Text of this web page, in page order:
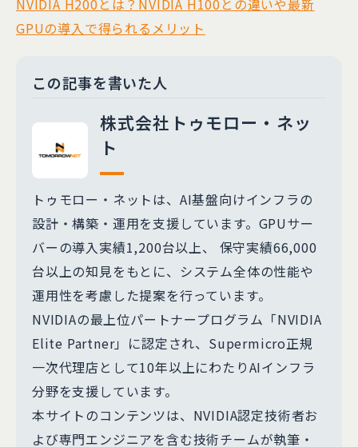
NVIDIA H200とは？NVIDIA H100との違いや最新
GPUの導入で得られるメリット
この記事を書いた人
株式会社トゥモロー・ネッ
ト
トゥモロー・ネットは、AI基盤向けインフラの
設計・構築・運用を支援しています。GPUサー
バーの導入実績1,200台以上、 保守実績66,000
台以上の知見をもとに、システム全体の性能や
運用性を考慮した提案を行っています。
NVIDIAの最上位パートナープログラム「NVIDIA
Elite Partner」に認定され、Supermicro正規
一次代理店として10年以上にわたりAIインフラ
分野を支援しています。
本サイトのコンテンツは、NVIDIA認定技術者お
よび専門エンジニアを含む技術チームが執筆・